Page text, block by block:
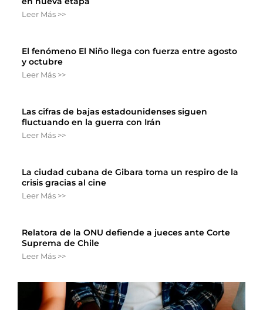
Leer Más >>
El fenómeno El Niño llega con fuerza entre agosto
y octubre
Leer Más >>
Las cifras de bajas estadounidenses siguen
fluctuando en la guerra con Irán
Leer Más >>
La ciudad cubana de Gibara toma un respiro de la
crisis gracias al cine
Leer Más >>
Relatora de la ONU defiende a jueces ante Corte
Suprema de Chile
Leer Más >>